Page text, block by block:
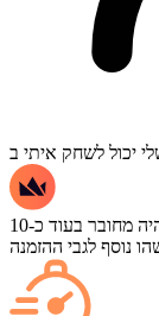
בהחלט — שלחתי התראה למקדם שלך, הוא יהיה מחובר בעוד כ-10